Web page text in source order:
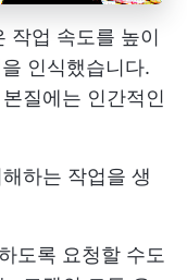
작업 속도를 높이
인식했습니다.
질에는 인간적인
하는 작업을 생
도록 요청할 수도